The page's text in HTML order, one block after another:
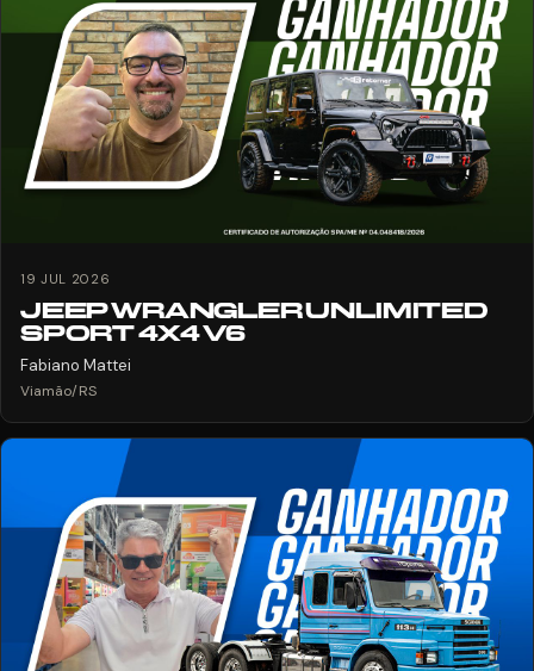
19 JUL 2026
JEEP WRANGLER UNLIMITED
SPORT 4X4 V6
Fabiano Mattei
Viamão/RS